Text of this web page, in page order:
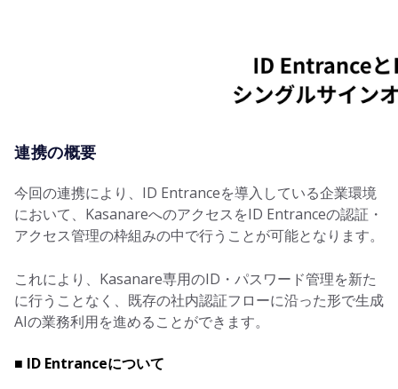
連携の概要
今回の連携により、ID Entranceを導入している企業環境
において、KasanareへのアクセスをID Entranceの認証・
アクセス管理の枠組みの中で行うことが可能となります。
これにより、Kasanare専用のID・パスワード管理を新た
に行うことなく、既存の社内認証フローに沿った形で生成
AIの業務利用を進めることができます。
■ ID Entranceについて